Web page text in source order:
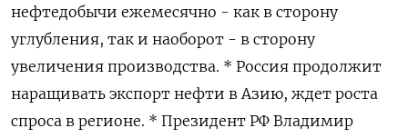
нефтедобычи ежемесячно - как в сторону
углубления, так и наоборот - в сторону
увеличения производства. * Россия продолжит
наращивать экспорт нефти в Азию, ждет роста
спроса в регионе. * Президент РФ Владимир